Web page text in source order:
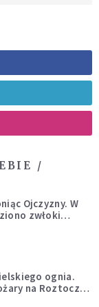
/
Ojczyzny. W
zwłoki
potopu
ognia.
na Roztoczu
zdjęcie